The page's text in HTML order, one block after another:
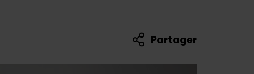
Partager